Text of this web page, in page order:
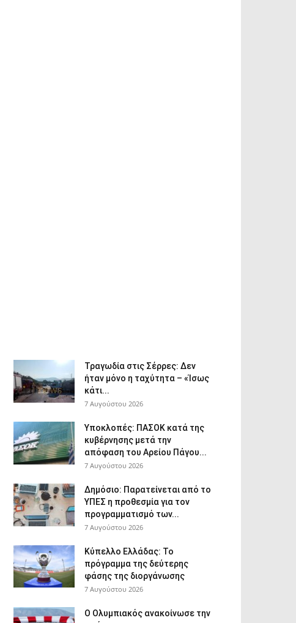
Τραγωδία στις Σέρρες: Δεν
ήταν μόνο η ταχύτητα – «Ίσως
κάτι...
7 Αυγούστου 2026
Υποκλοπές: ΠΑΣΟΚ κατά της
κυβέρνησης μετά την
απόφαση του Αρείου Πάγου...
7 Αυγούστου 2026
Δημόσιο: Παρατείνεται από το
ΥΠΕΣ η προθεσμία για τον
προγραμματισμό των...
7 Αυγούστου 2026
Κύπελλο Ελλάδας: Το
πρόγραμμα της δεύτερης
φάσης της διοργάνωσης
7 Αυγούστου 2026
Ο Ολυμπιακός ανακοίνωσε την